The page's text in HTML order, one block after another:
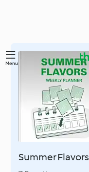
Skip
Menu
Summer Flavors